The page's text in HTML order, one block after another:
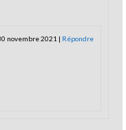
novembre 2021 | Répondre